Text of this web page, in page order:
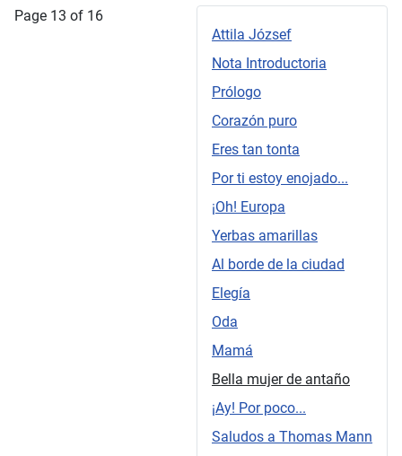
Attila József
Nota Introductoria
Prólogo
Corazón puro
Eres tan tonta
Por ti estoy enojado...
¡Oh! Europa
Yerbas amarillas
Al borde de la ciudad
Elegía
Oda
Mamá
Bella mujer de antaño
¡Ay! Por poco...
Saludos a Thomas Mann
Page 13 of 16